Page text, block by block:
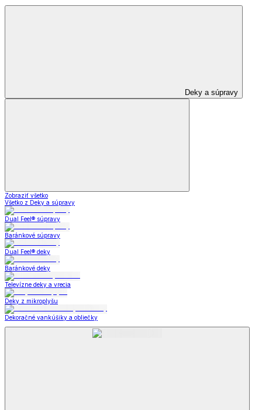
Deky a súpravy
Zobraziť všetko
Všetko z Deky a súpravy
Dual Feel® súpravy
Baránkové súpravy
Dual Feel® deky
Baránkové deky
Televízne deky a vrecia
Deky z mikroplyšu
Dekoračné vankúšiky a obliečky